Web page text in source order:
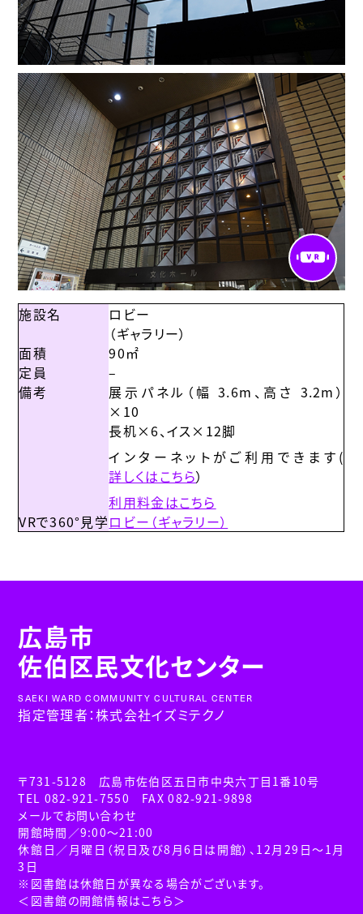
施設名
ロビー
（ギャラリー）
面積
90㎡
定員
–
備考
展示パネル（幅 3.6m、高さ 3.2m）
×10
長机×6、イス×12脚
インターネットがご利用できます(
詳しくはこちら）
利用料金はこちら
VRで360°見学ロビー（ギャラリー）
広島市
佐伯区民文化センター
SAEKI WARD COMMUNITY CULTURAL CENTER
指定管理者：株式会社イズミテクノ
〒731-5128 広島市佐伯区五日市中央六丁目1番10号
TEL 082-921-7550 FAX 082-921-9898
メールでお問い合わせ
開館時間／9:00～21:00
休館日／月曜日（祝日及び8月6日は開館）、12月29日～1月
3日
※図書館は休館日が異なる場合がございます。
＜図書館の開館情報はこちら＞